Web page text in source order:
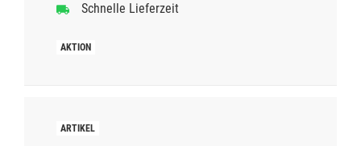
Schnelle Lieferzeit